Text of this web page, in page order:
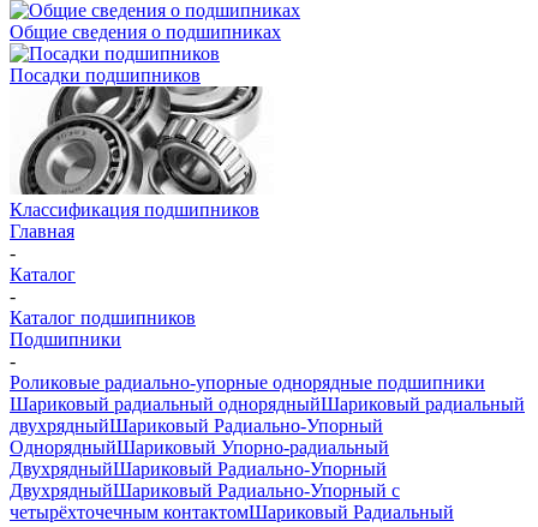
Общие сведения о подшипниках
Посадки подшипников
Классификация подшипников
Главная
-
Каталог
-
Каталог подшипников
Подшипники
-
Роликовые радиально-упорные однорядные подшипники
Шариковый радиальный однорядныйШариковый радиальный
двухрядныйШариковый Радиально-Упорный
ОднорядныйШариковый Упорно-радиальный
ДвухрядныйШариковый Радиально-Упорный
ДвухрядныйШариковый Радиально-Упорный с
четырёхточечным контактомШариковый Радиальный